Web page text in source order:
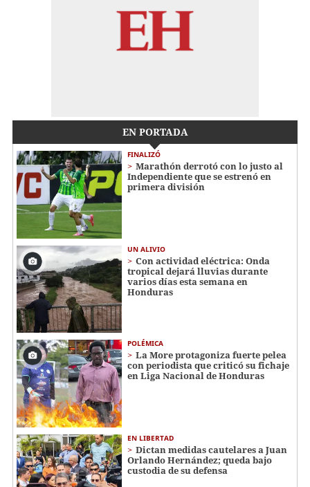
EN PORTADA
FINALIZÓ
Marathón derrotó con lo justo al
Independiente que se estrenó en
primera división
UN ALIVIO
Con actividad eléctrica: Onda
tropical dejará lluvias durante
varios días esta semana en
Honduras
POLÉMICA
La More protagoniza fuerte pelea
con periodista que criticó su fichaje
en Liga Nacional de Honduras
EN LIBERTAD
Dictan medidas cautelares a Juan
Orlando Hernández; queda bajo
custodia de su defensa